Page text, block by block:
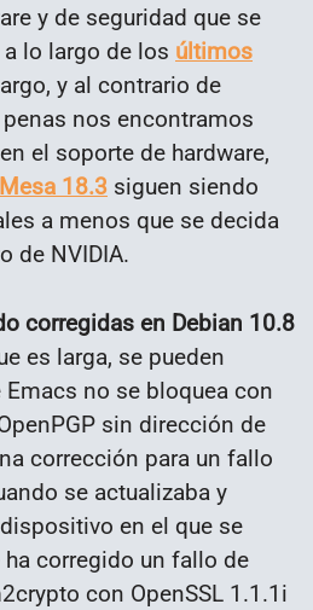
y de seguridad que se
lo largo de los últimos
y al contrario de
nos encontramos
el soporte de hardware,
Mesa 18.3 siguen siendo
a menos que se decida
de NVIDIA.
corregidas en Debian 10.8
es larga, se pueden
no se bloquea con
sin dirección de
corrección para un fallo
se actualizaba y
en el que se
corregido un fallo de
con OpenSSL 1.1.1i